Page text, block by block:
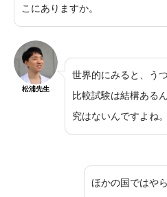
こにありますか。
松浦先生
世界的にみると、う
比較試験は結構ある
究はないんですよね。
ほかの国ではや